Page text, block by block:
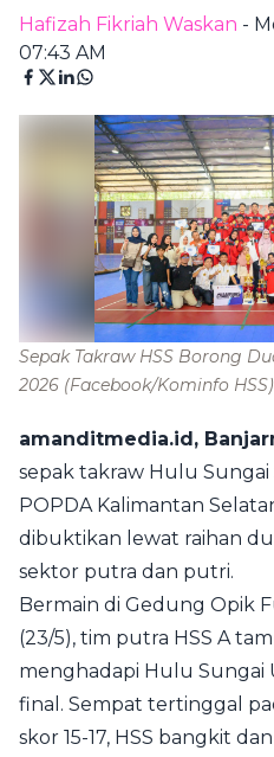
Hafizah Fikriah Waskan -
07:43 AM
Sepak Takraw HSS Borong
2026 (Facebook/Kominfo HSS)
amanditmedia.id,
sepak takraw Hulu Sungai
POPDA Kalimantan
dibuktikan lewat raihan
sektor putra dan putri.
Bermain di Gedung Opik
(23/5), tim putra HSS A
menghadapi Hulu Sungai
final. Sempat tertinggal
skor 15-17, HSS bangkit